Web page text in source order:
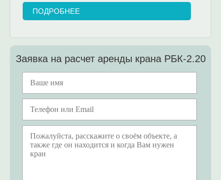
ПОДРОБНЕЕ
Заявка на расчет аренды крана РБК-2.20